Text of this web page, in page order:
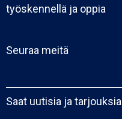
työskennellä ja oppia
Seuraa meitä
Saat uutisia ja